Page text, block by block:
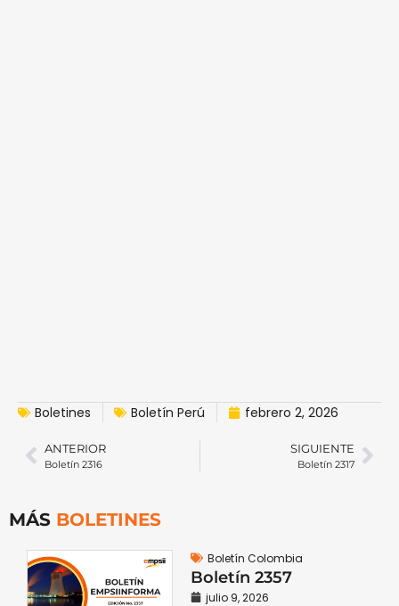
Boletines Boletín Perú febrero 2, 2026
ANTERIOR
Boletín 2316
SIGUIENTE
Boletín 2317
MÁS BOLETINES
Boletín Colombia
Boletín 2357
julio 9, 2026